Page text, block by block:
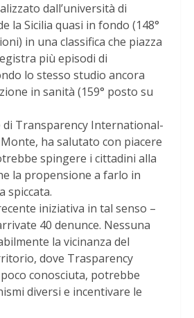
dall’università di
la Sicilia quasi in fondo (148°
in una classifica che piazza
più episodi di
lo stesso studio ancora
in sanità (159° posto su
Transparency International-
ha salutato con piacere
spingere i cittadini alla
la propensione a farlo in
spiccata.
iniziativa in tal senso –
40 denunce. Nessuna
la vicinanza del
dove Trasparency
conosciuta, potrebbe
diversi e incentivare le